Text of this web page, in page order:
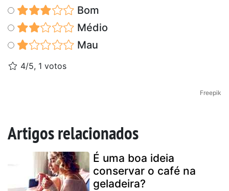
Bom
Médio
Mau
4/5, 1 votos
Freepik
Artigos relacionados
É uma boa ideia
conservar o café na
geladeira?